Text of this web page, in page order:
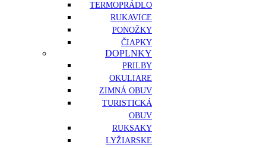
TERMOPRÁDLO
RUKAVICE
PONOŽKY
ČIAPKY
DOPLNKY
PRILBY
OKULIARE
ZIMNÁ OBUV
TURISTICKÁ
OBUV
RUKSAKY
LYŽIARSKE